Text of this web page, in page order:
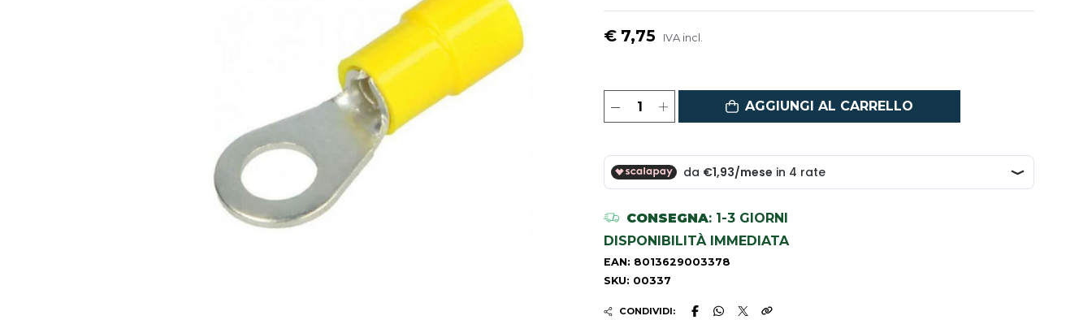
€ 7,75 IVA incl.
AGGIUNGI AL CARRELLO
CONSEGNA: 1-3 GIORNI
DISPONIBILITÀ IMMEDIATA
EAN: 8013629003378
SKU: 00337
CONDIVIDI: